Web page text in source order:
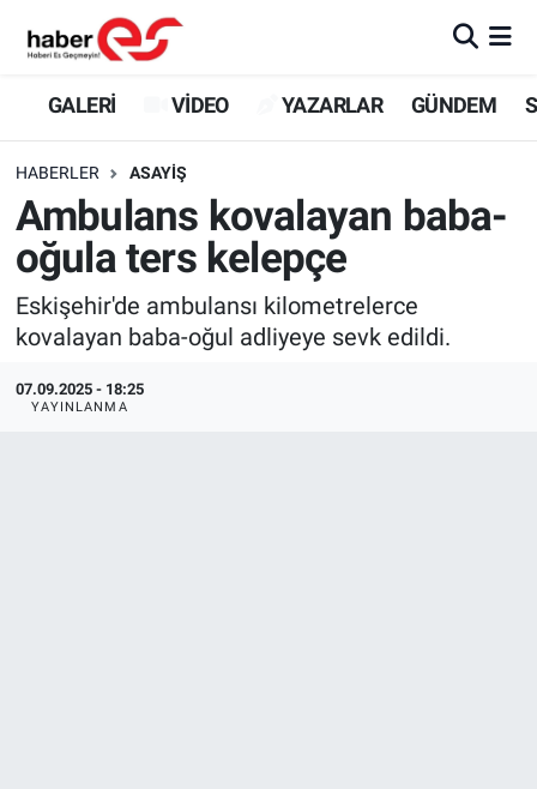
GALERİ VİDEO YAZARLAR GÜNDEM
HABERLER ASAYİŞ
Ambulans kovalayan baba-
oğula ters kelepçe
Eskişehir'de ambulansı kilometrelerce
kovalayan baba-oğul adliyeye sevk edildi.
07.09.2025 - 18:25
YAYINLANMA
GALERİ
YAZARLAR
GÜNDEM
SİYASET
TEKNOLOJİ
Eskişehir Nöbetçi Eczaneler
Eskişehir Trafik Yoğunluk Haritası
Süper Lig Puan Durumu ve Fikstür
Tüm Manşetler
Son Dakika Haberleri